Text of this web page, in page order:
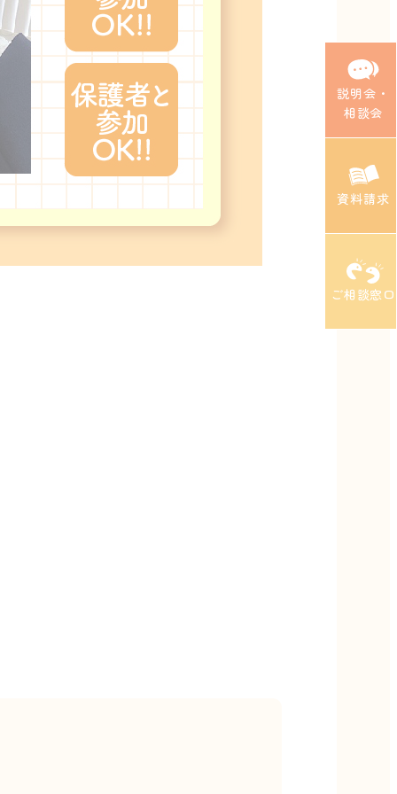
説明会・
相談会
資料請求
ご相談窓口